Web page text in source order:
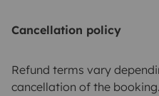
Cancellation policy
Refund terms vary
cancellation of the booking.